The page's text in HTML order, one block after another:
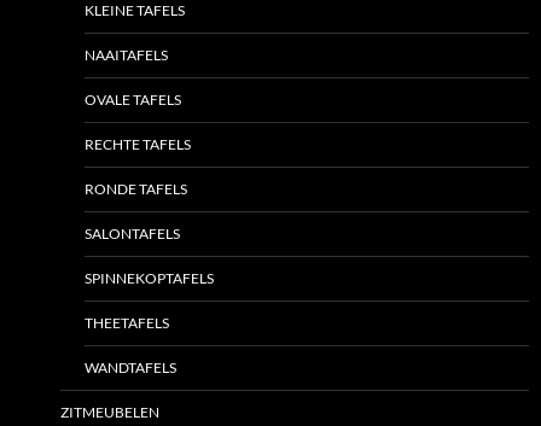
KLEINE TAFELS
NAAITAFELS
OVALE TAFELS
RECHTE TAFELS
RONDE TAFELS
SALONTAFELS
SPINNEKOPTAFELS
THEETAFELS
WANDTAFELS
ZITMEUBELEN